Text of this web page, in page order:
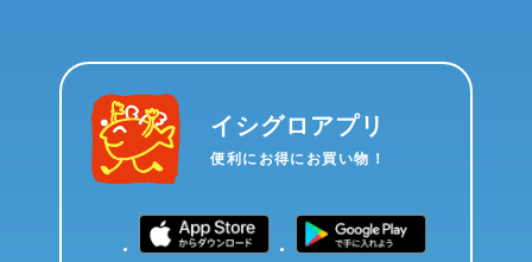
イシグロアプリ
便利にお得にお買い物！